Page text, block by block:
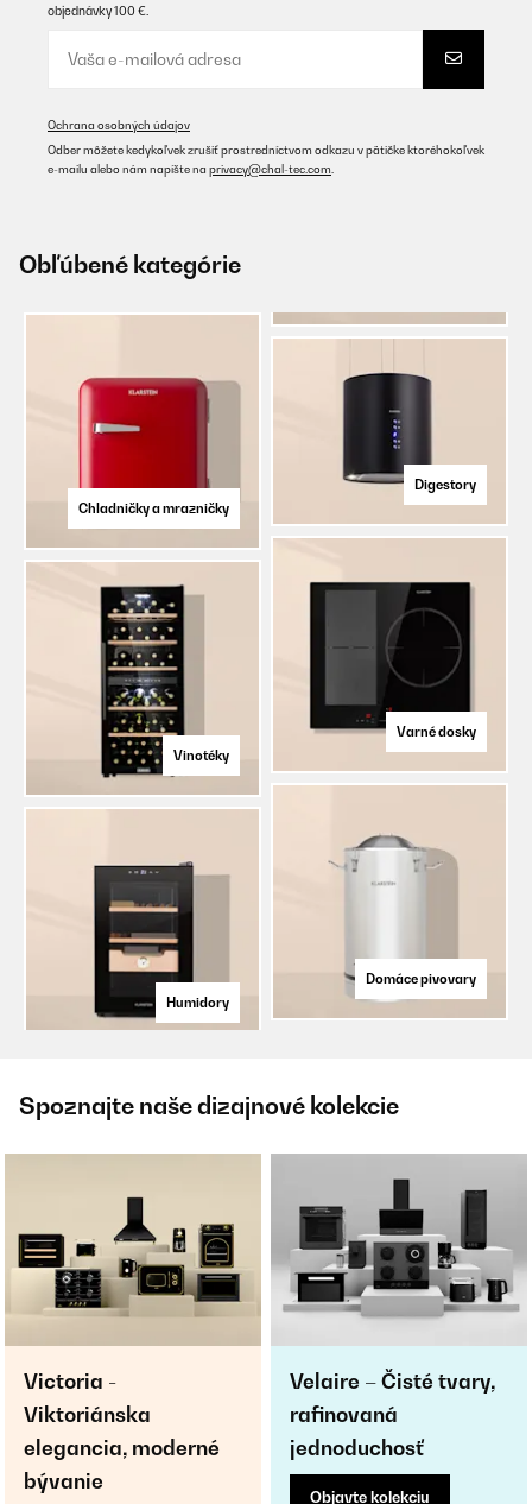
objednávky 100 €.
Ochrana osobných údajov
Odber môžete kedykoľvek zrušiť prostredníctvom odkazu v pätičke ktoréhokoľvek
e-mailu alebo nám napíšte na privacy@chal-tec.com
Obľúbené kategórie
Chladničky a mrazničky
Vinotéky
Humidory
Digestory
Varné dosky
Domáce pivovary
Spoznajte naše dizajnové kolekcie
Victoria -
Viktoriánska
elegancia, moderné
bývanie
Velaire – Čisté tvary,
rafinovaná
jednoduchosť
Objavte kolekciu